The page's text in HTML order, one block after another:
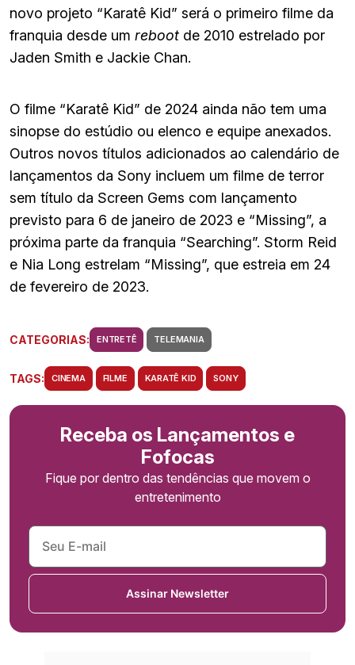
novo projeto “Karatê Kid” será o primeiro filme da
franquia desde um reboot de 2010 estrelado por
Jaden Smith e Jackie Chan.
O filme “Karatê Kid” de 2024 ainda não tem uma
sinopse do estúdio ou elenco e equipe anexados.
Outros novos títulos adicionados ao calendário de
lançamentos da Sony incluem um filme de terror
sem título da Screen Gems com lançamento
previsto para 6 de janeiro de 2023 e “Missing”, a
próxima parte da franquia “Searching”. Storm Reid
e Nia Long estrelam “Missing”, que estreia em 24
de fevereiro de 2023.
CATEGORIAS: ENTRETÊ TELEMANIA
TAGS: CINEMA FILME KARATÊ KID SONY
Receba os Lançamentos e
Fofocas
Fique por dentro das tendências que movem o
entretenimento
Assinar Newsletter